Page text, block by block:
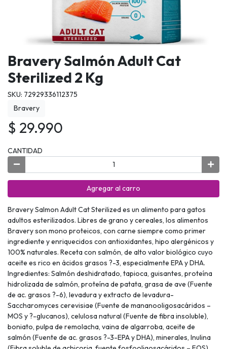
Bravery Salmón Adult Cat
Sterilized 2 Kg
SKU: 72929336112375
Bravery
$ 29.990
CANTIDAD
Agregar al carro
Bravery Salmon Adult Cat Sterilized es un alimento para gatos
adultos esterilizados. Libres de grano y cereales, los alimentos
Bravery son mono proteicos, con carne siempre como primer
ingrediente y enriquecidos con antioxidantes, hipo alergénicos y
100% naturales. Receta con salmón, de alto valor biológico cuyo
aceite es rico en ácidos grasos ?-3, especialmente EPA y DHA.
Ingredientes: Salmón deshidratado, tapioca, guisantes, proteína
hidrolizada de salmón, proteína de patata, grasa de ave (Fuente
de ac. grasos ?-6), levadura y extracto de levadura-
Saccharomyces cerevisiae (Fuente de mananooligosacáridos –
MOS y ?-glucanos), celulosa natural (Fuente de fibra insoluble),
boniato, pulpa de remolacha, vaina de algarroba, aceite de
salmón (Fuente de ac. grasos ?-3-EPA y DHA), minerales, Inulina